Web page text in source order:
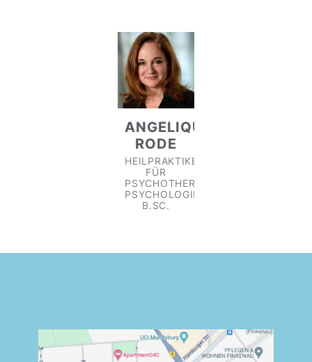
ANGELIQUE
RODE
HEILPRAKTIKERIN
FÜR
PSYCHOTHERAPIE,
PSYCHOLOGIE
B.SC.